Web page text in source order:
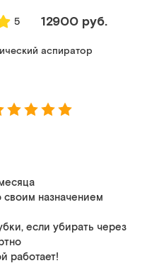
5 12900 руб.
аспиратор
своим назначением
если убирать через
работает!